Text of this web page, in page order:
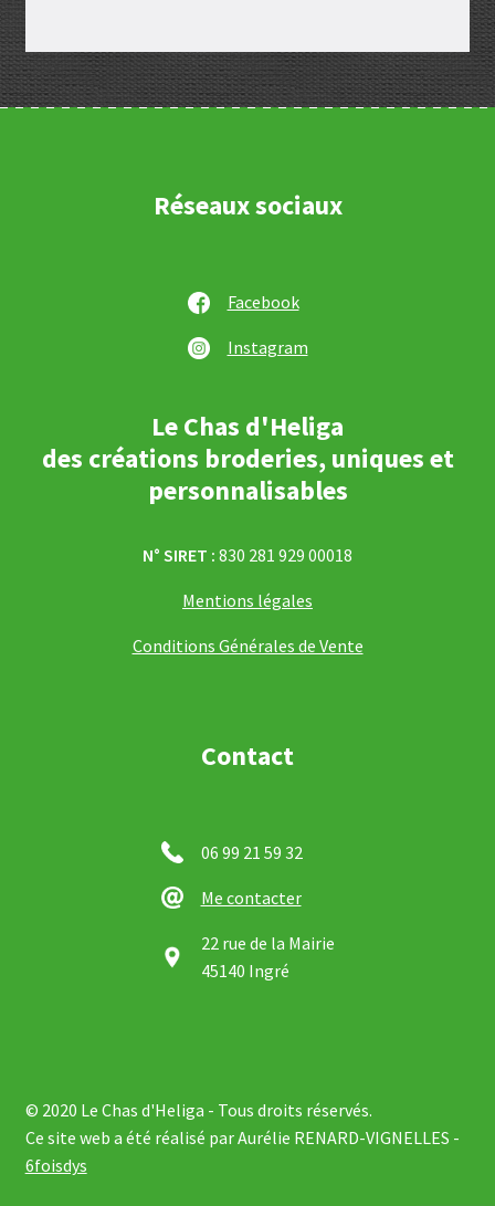
Réseaux sociaux
Facebook
Instagram
Le Chas d'Heliga
des créations broderies, uniques et
personnalisables
N° SIRET : 830 281 929 00018
Mentions légales
Conditions Générales de Vente
Contact
06 99 21 59 32
Me contacter
22 rue de la Mairie
45140 Ingré
© 2020 Le Chas d'Heliga - Tous droits réservés.
Ce site web a été réalisé par Aurélie RENARD-VIGNELLES -
6foisdys